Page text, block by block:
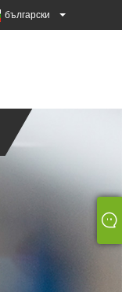
български